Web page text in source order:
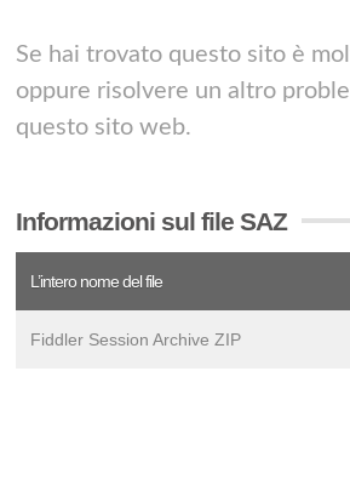
Se hai trovato questo sito è
oppure risolvere un altro
questo sito web.
Informazioni sul file SAZ
L’intero nome del file
Fiddler Session Archive ZIP